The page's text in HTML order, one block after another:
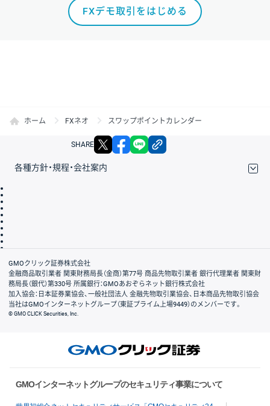
FXデモ取引をはじめる
ホーム FXネオ スワップポイントカレンダー
SHARE X facebook
各種方針・規程・会社案内
会社案内
GMOクリック証券株式会社
金融商品取引業者 関東財務局長（金商）第77号 商品先物取引業者 銀行代理業者 関東財
務局長（銀代）第330号 所属銀行：GMOあおぞらネット銀行株式会社
加入協会：日本証券業協会、一般社団法人 金融先物取引業協会、日本商品先物取引協会
当社はGMOインターネットグループ（東証プライム上場9449）のメンバーです。
© GMO CLICK Securities, Inc.
GMOインターネットグループのセキュリティ事業について